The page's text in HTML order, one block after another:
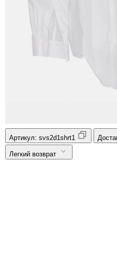
Артикул: svs2d1shrt1
Легкий возврат